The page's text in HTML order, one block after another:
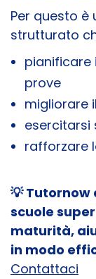
Per questo
strutturato
pianificare
prove
migliorare
esercitarsi
rafforzare
💡
scuole
maturità,
in modo
Contattaci